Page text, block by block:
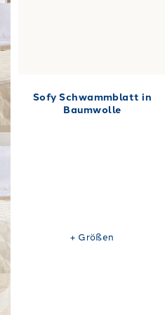
Sofy Schwammblatt in
Baumwolle
+ Größen